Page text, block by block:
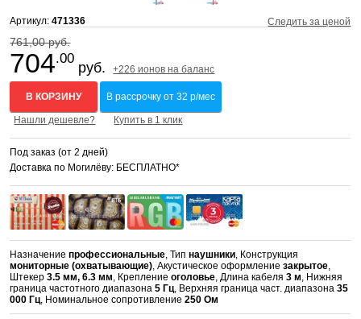
Артикул:471336 Следить за ценой
761,00 руб.
704.00
руб. +226 ионов на баланс
В КОРЗИНУ В рассрочку от 32 р/мес
Нашли дешевле? Купить в 1 клик
Под заказ (от 2 дней)
Доставка по Могилёву: БЕСПЛАТНО*
Назначениепрофессиональные, Типнаушники, Конструкция
мониторные (охватывающие), Акустическое оформлениезакрытое,
Штекер3.5 мм, 6.3 мм, Креплениеоголовье, Длина кабеля3 м, Нижняя
граница частотного диапазона5 Гц, Верхняя граница част. диапазона35
000 Гц, Номинальное сопротивление250 Ом